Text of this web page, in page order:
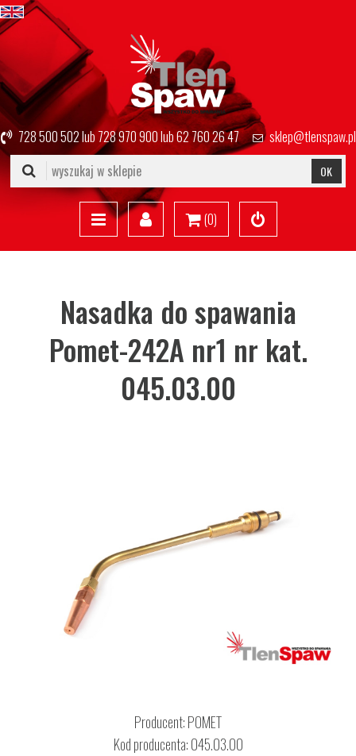
728 500 502lub728 970 900lub62 760 26 47 sklep@tlenspaw.pl
OK
(0)
Nasadka do spawania
Pomet-242A nr1 nr kat.
045.03.00
Producent:POMET
Kod producenta: 045.03.00